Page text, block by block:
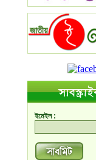
ইমেইল :